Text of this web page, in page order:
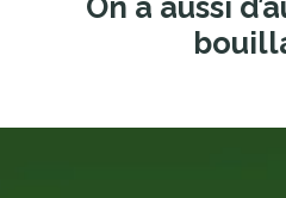
On a aussi